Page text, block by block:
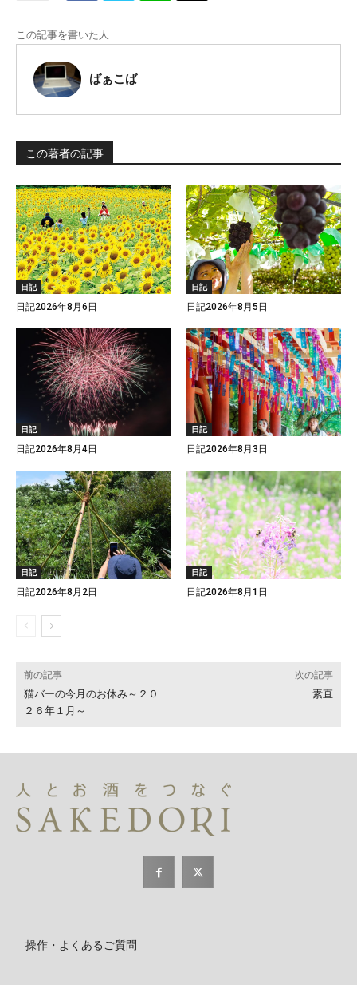
この記事を書いた人
ばぁこば
この著者の記事
日記
日記2026年8月6日
日記
日記2026年8月5日
日記
日記2026年8月4日
日記
日記2026年8月3日
日記
日記2026年8月2日
日記
日記2026年8月1日
前の記事
猫バーの今月のお休み～２０
２６年１月～
次の記事
素直
操作・よくあるご質問